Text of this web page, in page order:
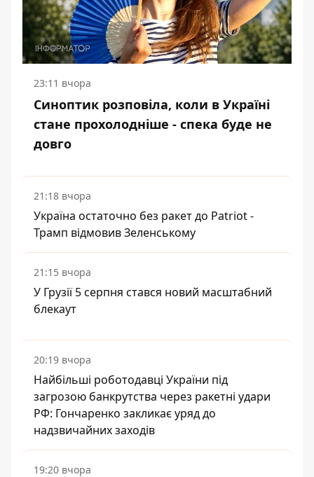
23:11 вчора
Синоптик розповіла, коли в Україні
стане прохолодніше - спека буде не
довго
21:18 вчора
Україна остаточно без ракет до Patriot -
Трамп відмовив Зеленському
21:15 вчора
У Грузії 5 серпня стався новий масштабний
блекаут
20:19 вчора
Найбільші роботодавці України під
загрозою банкрутства через ракетні удари
РФ: Гончаренко закликає уряд до
надзвичайних заходів
19:20 вчора